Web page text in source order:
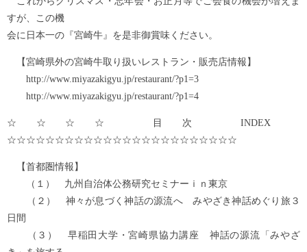
すが、この機
会に日本一の『宮崎牛』を是非御賞味ください。
【宮崎県外の宮崎牛取り扱いレストラン・販売店情報】
http://www.miyazakigyu.jp/restaurant/?p1=3
http://www.miyazakigyu.jp/restaurant/?p1=4
☆☆☆☆ 目次 INDEX
☆☆☆☆☆☆☆☆☆☆☆☆☆☆☆☆☆☆☆☆☆☆☆☆
【首都圏情報】
（１） 九州自治体公務研究セミナーｉｎ東京
（２） 神々が息づく神話の源流へ みやざき神話めぐり旅３
日間
（３） 早稲田大学・宮崎県協力講座 神話の源流「みやざ